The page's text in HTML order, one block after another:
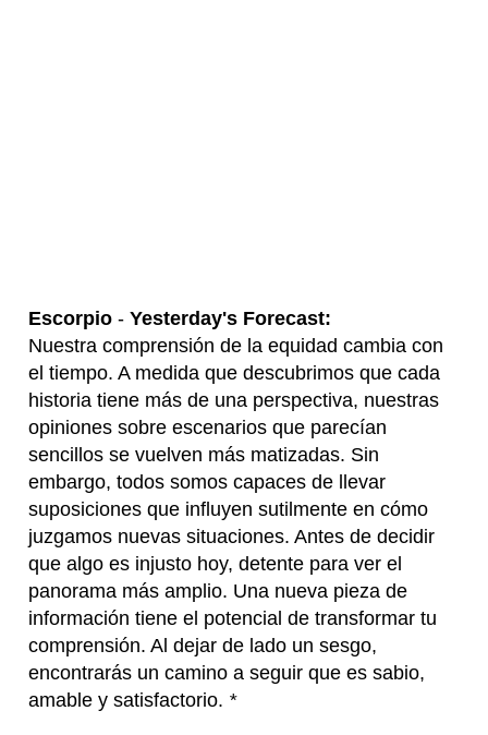
Escorpio - Yesterday's Forecast:
Nuestra comprensión de la equidad cambia con
el tiempo. A medida que descubrimos que cada
historia tiene más de una perspectiva, nuestras
opiniones sobre escenarios que parecían
sencillos se vuelven más matizadas. Sin
embargo, todos somos capaces de llevar
suposiciones que influyen sutilmente en cómo
juzgamos nuevas situaciones. Antes de decidir
que algo es injusto hoy, detente para ver el
panorama más amplio. Una nueva pieza de
información tiene el potencial de transformar tu
comprensión. Al dejar de lado un sesgo,
encontrarás un camino a seguir que es sabio,
amable y satisfactorio. *